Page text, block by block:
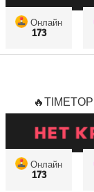
Онлайн
173
Онлайн
173